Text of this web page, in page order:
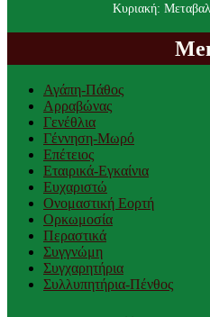
Κυριακή:
Αγάπη-Πάθος
Αρραβώνας
Γενέθλια
Γέννηση-Μωρό
Επέτειος
Εταιρικά-Εγκαίνια
Ευχαριστώ
Ονομαστική Εορτή
Ορκωμοσία
Περαστικά
Συγγνώμη
Συγχαρητήρια
Συλλυπητήρια-Πένθος